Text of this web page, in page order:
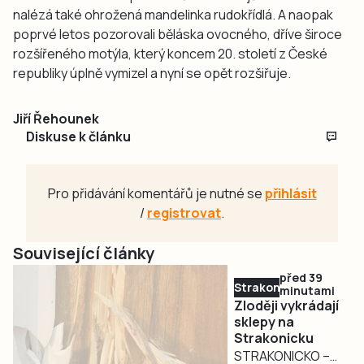
nalézá také ohrožená mandelinka rudokřídlá. A naopak
poprvé letos pozorovali běláska ovocného, dříve široce
rozšířeného motýla, který koncem 20. století z České
republiky úplně vymizel a nyní se opět rozšiřuje.
Jiří Řehounek
Diskuse k článku
Pro přidávání komentářů je nutné se přihlásit
/registrovat.
Související články
Strakonicko
před 39
minutami
Zloději vykrádají
sklepy na
Strakonicku
STRAKONICKO –